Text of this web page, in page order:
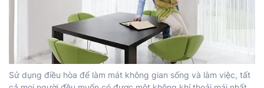
Sử dụng điều hòa để làm mát không gian sống và làm việc, tất